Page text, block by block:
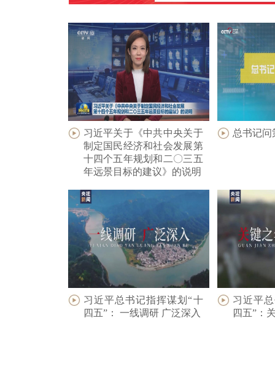
习近平关于《中共中央关于
制定国民经济和社会发展第
十四个五年规划和二〇三五
年远景目标的建议》的说明
总书记问
习近平总书记指挥谋划“十
四五”： 一线调研 广泛深入
习近平
四五”：